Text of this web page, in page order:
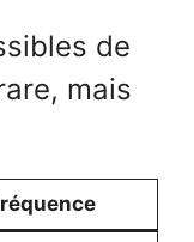
de
mais